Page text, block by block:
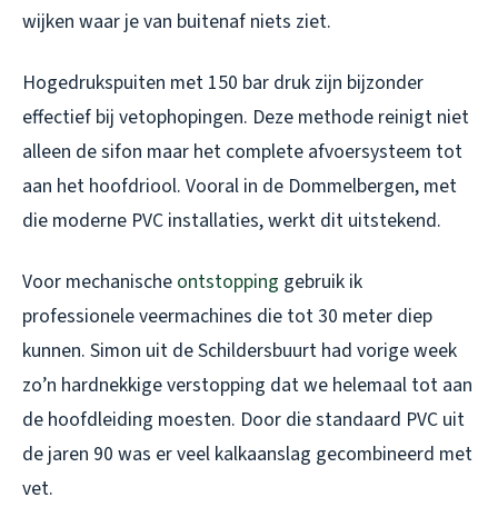
wijken waar je van buitenaf niets ziet.
Hogedrukspuiten met 150 bar druk zijn bijzonder
effectief bij vetophopingen. Deze methode reinigt niet
alleen de sifon maar het complete afvoersysteem tot
aan het hoofdriool. Vooral in de Dommelbergen, met
die moderne PVC installaties, werkt dit uitstekend.
Voor mechanische ontstopping gebruik ik
professionele veermachines die tot 30 meter diep
kunnen. Simon uit de Schildersbuurt had vorige week
zo’n hardnekkige verstopping dat we helemaal tot aan
de hoofdleiding moesten. Door die standaard PVC uit
de jaren 90 was er veel kalkaanslag gecombineerd met
vet.